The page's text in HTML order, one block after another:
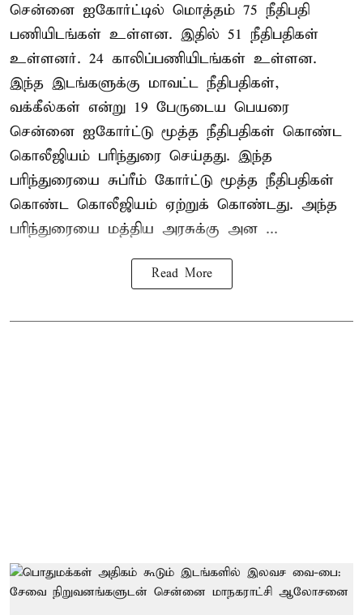
சென்னை ஐகோர்ட்டில் மொத்தம் 75 நீதிபதி
பணியிடங்கள் உள்ளன. இதில் 51 நீதிபதிகள்
உள்ளனர். 24 காலிப்பணியிடங்கள் உள்ளன.
இந்த இடங்களுக்கு மாவட்ட நீதிபதிகள்,
வக்கீல்கள் என்று 19 பேருடைய பெயரை
சென்னை ஐகோர்ட்டு மூத்த நீதிபதிகள் கொண்ட
கொலீஜியம் பரிந்துரை செய்தது. இந்த
பரிந்துரையை சுப்ரீம் கோர்ட்டு மூத்த நீதிபதிகள்
கொண்ட கொலீஜியம் ஏற்றுக் கொண்டது. அந்த
பரிந்துரையை மத்திய அரசுக்கு அன ...
Read More